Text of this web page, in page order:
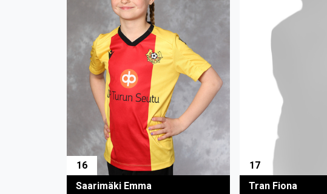
16
Saarimäki Emma
17
Tran Fiona